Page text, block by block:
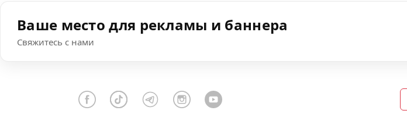
Ваше место для рекламы и баннера
Свяжитесь с нами